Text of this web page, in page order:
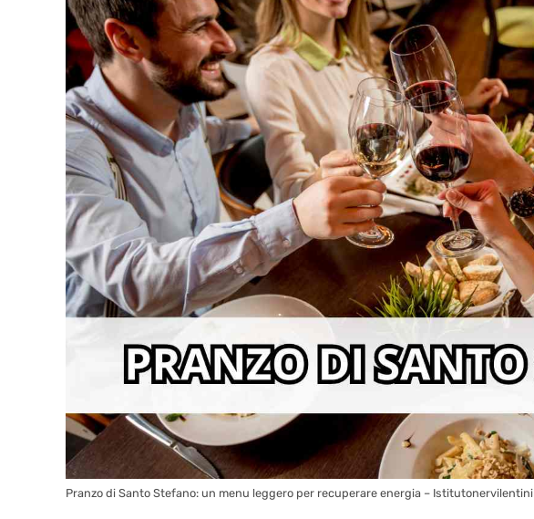
Pranzo di Santo Stefano: un menu leggero per recuperare energia – Istitutonervilentini